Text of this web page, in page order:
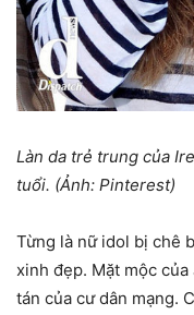
Làn da trẻ trung của
tuổi. (Ảnh: Pinterest)
Từng là nữ idol bị chê
xinh đẹp. Mặt mộc
tán của cư dân mạng.